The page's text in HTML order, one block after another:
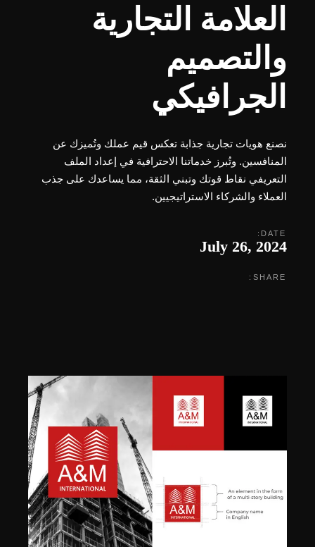
العلامة التجارية
والتصميم
الجرافيكي
نصنع هويات تجارية جذابة تعكس قيم عملك وتُميزك عن
المنافسين. وتُبرز خدماتنا الاحترافية في إعداد الملف
التعريفي نقاط قوتك وتبني الثقة، مما يساعدك على جذب
العملاء والشركاء الاستراتيجيين.
DATE:
July 26, 2024
SHARE: